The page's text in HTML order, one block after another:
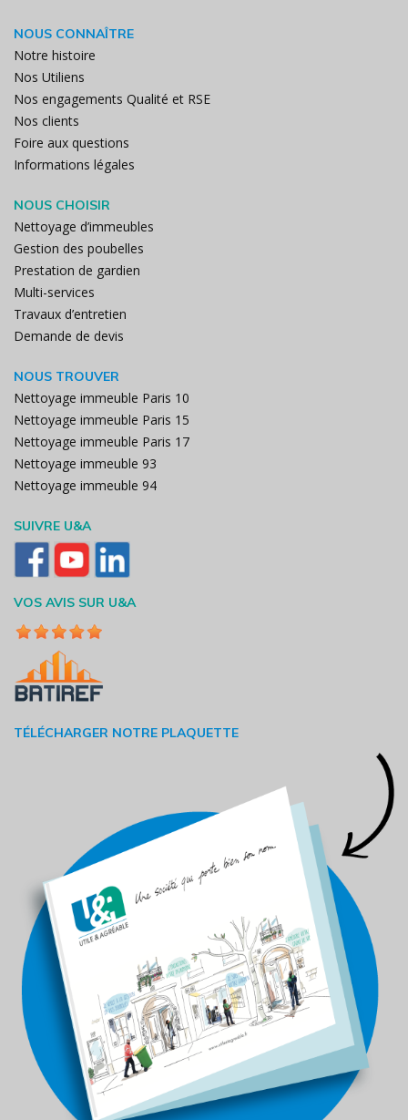
NOUS CONNAÎTRE
Notre histoire
Nos Utiliens
Nos engagements Qualité et RSE
Nos clients
Foire aux questions
Informations légales
NOUS CHOISIR
Nettoyage d’immeubles
Gestion des poubelles
Prestation de gardien
Multi-services
Travaux d’entretien
Demande de devis
NOUS TROUVER
Nettoyage immeuble Paris 10
Nettoyage immeuble Paris 15
Nettoyage immeuble Paris 17
Nettoyage immeuble 93
Nettoyage immeuble 94
SUIVRE U&A
VOS AVIS SUR U&A
TÉLÉCHARGER NOTRE PLAQUETTE